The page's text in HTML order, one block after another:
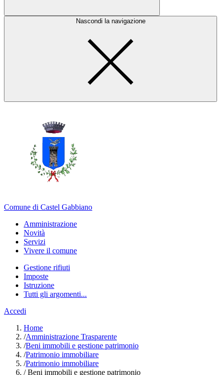
Nascondi la navigazione
Comune di Castel Gabbiano
Amministrazione
Novità
Servizi
Vivere il comune
Gestione rifiuti
Imposte
Istruzione
Tutti gli argomenti...
Accedi
Home
/Amministrazione Trasparente
/Beni immobili e gestione patrimonio
/Patrimonio immobiliare
/Patrimonio immobiliare
/Beni immobili e gestione patrimonio